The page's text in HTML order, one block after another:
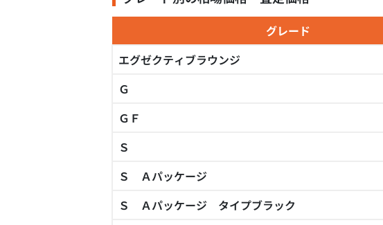
グレード
エグゼクティブラウンジ
Ｇ
ＧＦ
Ｓ
Ｓ Ａパッケージ
Ｓ Ａパッケージ タイプブラック